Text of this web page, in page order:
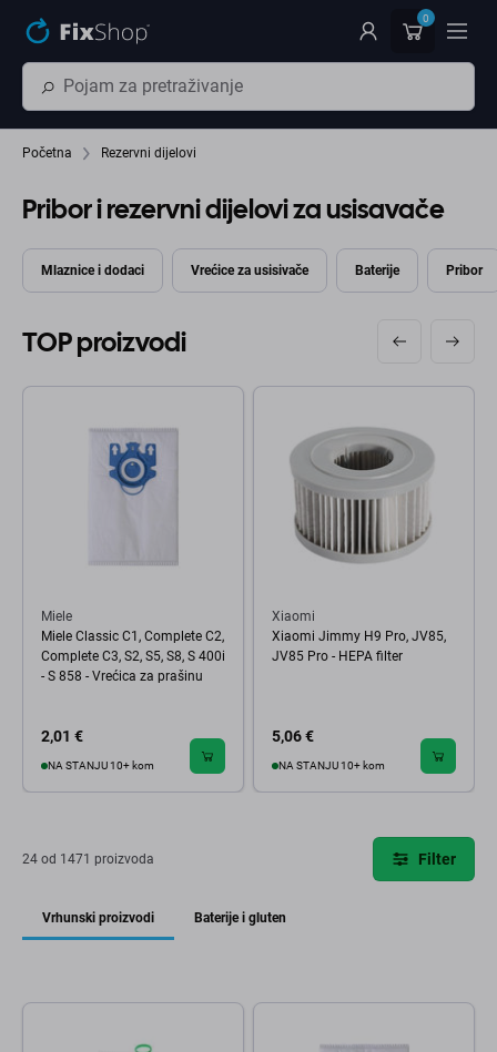
0
Početna Rezervni dijelovi
Pribor i rezervni dijelovi za usisavače
Mlaznice i dodaci Vrećice za usisivače Baterije Pribor
TOP proizvodi
Miele
Miele Classic C1, Complete C2,
Complete C3, S2, S5, S8, S 400i
- S 858 - Vrećica za prašinu
2,01 €
NA STANJU 10+ kom
Xiaomi
Xiaomi Jimmy H9 Pro, JV85,
JV85 Pro - HEPA filter
5,06 €
NA STANJU 10+ kom
24 od 1471 proizvoda Filter
Vrhunski proizvodi Baterije i gluten